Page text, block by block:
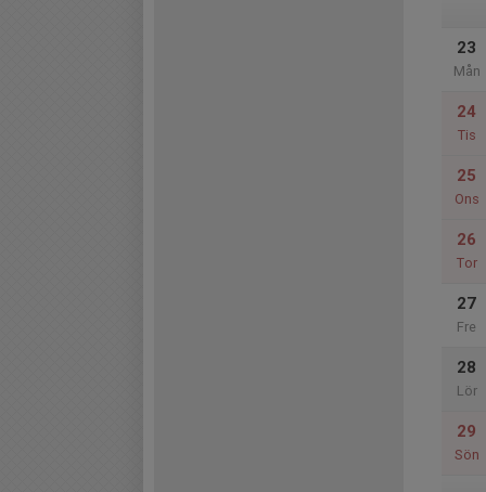
23
Mån
24
Tis
25
Ons
26
Tor
27
Fre
28
Lör
29
Sön